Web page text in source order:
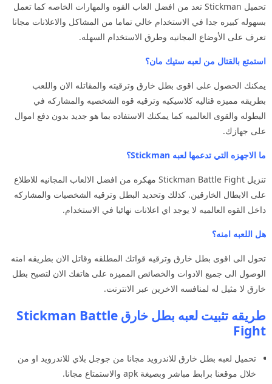
تحميل Stickman تعد من افضل العاب القوه والمهارات الخاصه كما تعمل
بسهوله كبيره جدا في الاستخدام خالي تماما من المشاكل والاعلانات مجانا
تعرف على الأوضاع المجانيه وطرق الاستخدام السهله.
استمتع بالقتال من لعبه ستيك مان؟
يمكنك الحصول على اقوى بطل خارق وترقيته والمقاتله الان واللعب
بطريقه مميزه قتاليه كلاسيكيه وترقيه قوه الشخصيه والمشاركه في
البطوله والقوى العالميه كما يمكنك الاستفاده بما هو جديد بدون دفع اموال
على جهازك.
ما الاجهزه التي تدعمها لعبه Stickman؟
تنزيل Stickman Battle Fight مهكره من افضل الالعاب المجانيه للاطلاع
على الابطال الخارقين. كذلك وتحديد البطل وترقيه الشخصيات والمشاركه
داخل القوه العالميه لا يوجد اي اعلانات نهائيا في الاستخدام.
هل اللعبه امنه؟
تحول الى اقوى بطل خارق وترقيه قواتك المطلقه وقاتل الان بطريقه امنه
الوصول الى جميع الادوات والخصائص المميزه على هاتفك الان لتصبح بطل
خارق لا مثيل له لمنافسه الاخرين عبر الانترنت.
طريقه تثبيت لعبه بطل خارق Stickman Battle
Fight
تحميل لعبه بطل خارق للاندرويد مجانا من جوجل بلاي للاندرويد او من
خلال موقعنا برابط مباشر وبصيغة apk والاستمتاع مجانا.